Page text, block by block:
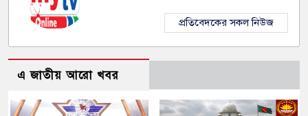
প্রতিবেদকের সকল নিউজ
এ জাতীয় আরো খবর